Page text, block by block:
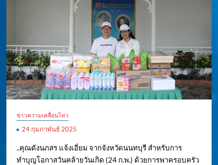
ข่าวความเคลื่อนไหว
24 กุมภาพันธ์ 2025
..คุณดังนภสร แจ้งเอี่ยม จากจังหวัดนนทบุรี สำหรับการ
ทำบุญโอกาสวันคล้ายวันเกิด (24 ก.พ.) ด้วยการพาครอบครัว